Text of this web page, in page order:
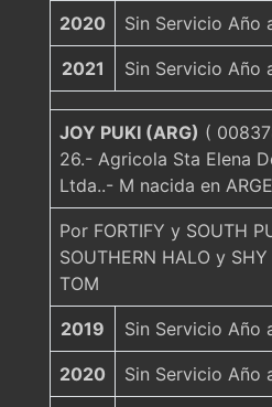
2020 Sin Servicio Año
2021 Sin Servicio Año
JOY PUKI (ARG) (
26.- Agricola Sta Elena
Ltda..- M nacida en
Por FORTIFY y SOUTH
SOUTHERN HALO y
TOM
2019 Sin Servicio Año
2020 Sin Servicio Año